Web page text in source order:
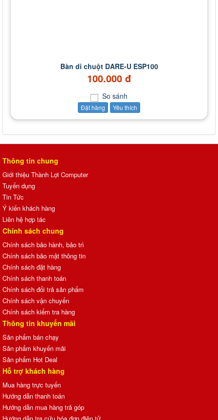
Bàn di chuột DARE-U ESP100
100.000 đ
So sánh
Đặt hàng Yêu thích
Thông tin chung
Giới thiệu Thành Lợi Computer
Tuyển dụng
Tin Tức
Ý kiến khách hàng
Liên hệ hợp tác
Chính sách chung
Chính sách bảo hành, bảo trì
Chính sách bảo mật thông tin
Chính sách đặt hàng
Chính sách thanh toán
Chính sách đổi trả sản phẩm
Chính sách vận chuyển
Chính sách kiểm tra hàng
Thông tin khuyến mãi
Sản phẩm bán chạy
Sản phẩm khuyến mãi
Sản phẩm Hot Deal
Hỗ trợ khách hàng
Mua hàng trực tuyến
Hướng dẫn thanh toán
Hướng dẫn mua hàng trả góp